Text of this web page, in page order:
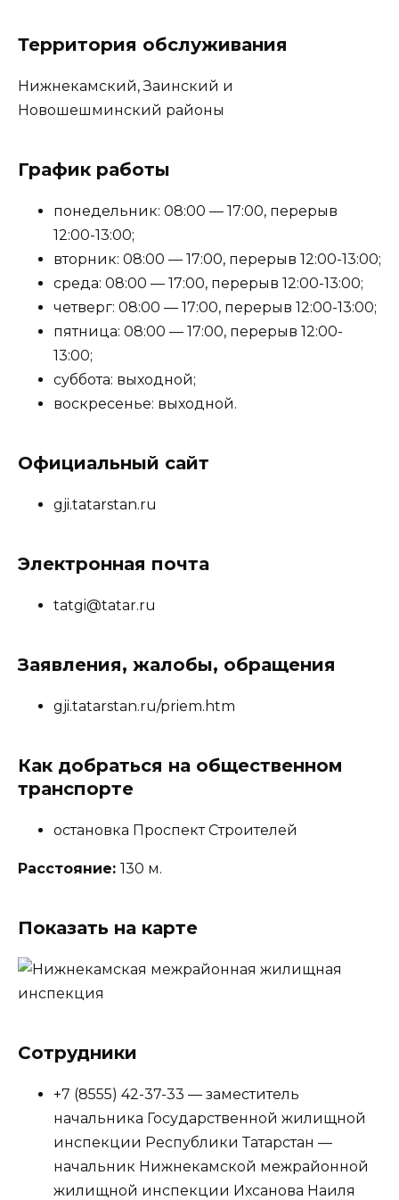
Территория обслуживания
Нижнекамский, Заинский и
Новошешминский районы
График работы
понедельник: 08:00 — 17:00, перерыв
12:00-13:00;
вторник: 08:00 — 17:00, перерыв 12:00-13:00;
среда: 08:00 — 17:00, перерыв 12:00-13:00;
четверг: 08:00 — 17:00, перерыв 12:00-13:00;
пятница: 08:00 — 17:00, перерыв 12:00-
13:00;
суббота: выходной;
воскресенье: выходной.
Официальный сайт
gji.tatarstan.ru
Электронная почта
tatgi@tatar.ru
Заявления, жалобы, обращения
gji.tatarstan.ru/priem.htm
Как добраться на общественном
транспорте
остановка Проспект Строителей
Расстояние: 130 м.
Показать на карте
Сотрудники
+7 (8555) 42-37-33 — заместитель
начальника Государственной жилищной
инспекции Республики Татарстан —
начальник Нижнекамской межрайонной
жилищной инспекции Ихсанова Наиля